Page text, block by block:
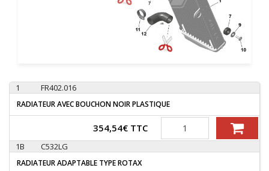
1 FR402.016
RADIATEUR AVEC BOUCHON NOIR PLASTIQUE
354,54€ TTC Quantité
1B C532LG
RADIATEUR ADAPTABLE TYPE ROTAX